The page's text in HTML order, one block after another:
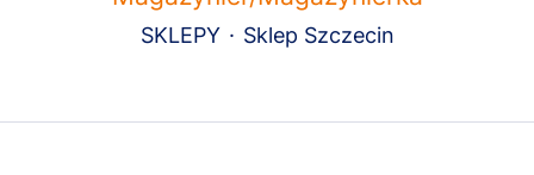
SKLEPY · Sklep Szczecin